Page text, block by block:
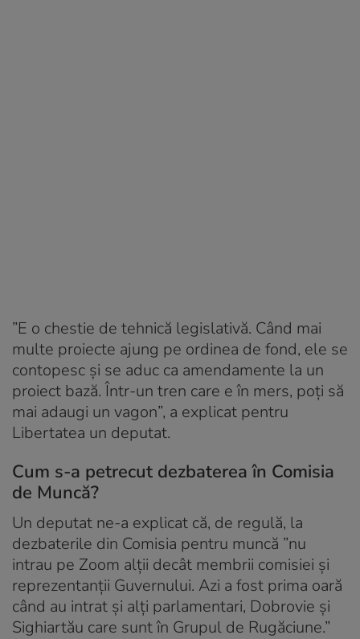
”E o chestie de tehnică legislativă. Când mai
multe proiecte ajung pe ordinea de fond, ele se
contopesc și se aduc ca amendamente la un
proiect bază. Într-un tren care e în mers, poți să
mai adaugi un vagon”, a explicat pentru
Libertatea un deputat.
Cum s-a petrecut dezbaterea în Comisia
de Muncă?
Un deputat ne-a explicat că, de regulă, la
dezbaterile din Comisia pentru muncă ”nu
intrau pe Zoom alții decât membrii comisiei și
reprezentanții Guvernului. Azi a fost prima oară
când au intrat și alți parlamentari, Dobrovie și
Sighiartău care sunt în Grupul de Rugăciune.”